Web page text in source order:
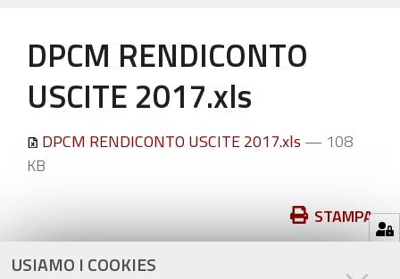
USIAMO I COOKIES
DPCM RENDICONTO
USCITE 2017.xls
DPCM RENDICONTO USCITE 2017.xls — 108
KB
sul
documento
STAMPA
ultima modifica